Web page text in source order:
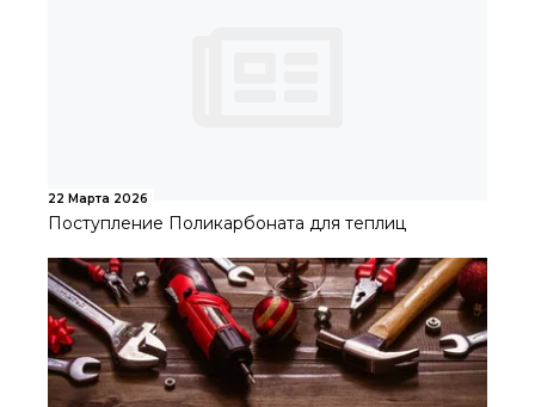
22 Марта 2026
Поступление Поликарбоната для теплиц